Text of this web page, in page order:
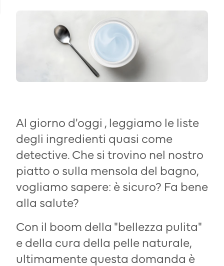
Al giorno d'oggi , leggiamo le liste
degli ingredienti quasi come
detective. Che si trovino nel nostro
piatto o sulla mensola del bagno,
vogliamo sapere: è sicuro? Fa bene
alla salute?
Con il boom della "bellezza pulita"
e della cura della pelle naturale,
ultimamente questa domanda è